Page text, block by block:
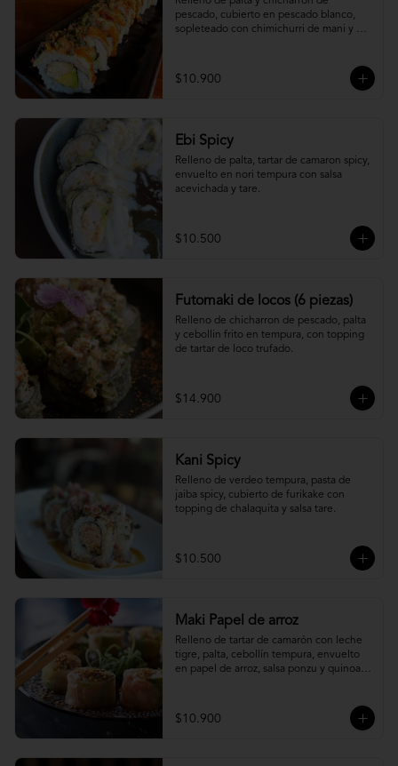
pescado, cubierto en pescado blanco,
sopleteado con chimichurri de mani y
$10.900
Ebi Spicy
Relleno de palta, tartar de camaron spicy,
envuelto en nori tempura con salsa
acevichada y tare.
$10.500
Futomaki de locos (6 piezas)
Relleno de chicharron de pescado, palta
y cebollin frito en tempura, con topping
de tartar de loco trufado.
$14.900
Kani Spicy
Relleno de verdeo tempura, pasta de
jaiba spicy, cubierto de furikake con
topping de chalaquita y salsa tare.
$10.500
Maki Papel de arroz
Relleno de tartar de camarón con leche
tigre, palta, cebollín tempura, envuelto
en papel de arroz, salsa ponzu y quinoa
$10.900